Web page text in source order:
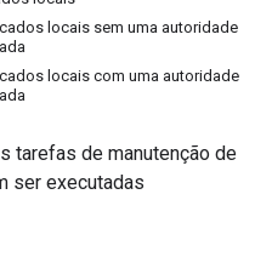
locais sem uma autoridade
locais com uma autoridade
tarefas de manutenção de
ser executadas